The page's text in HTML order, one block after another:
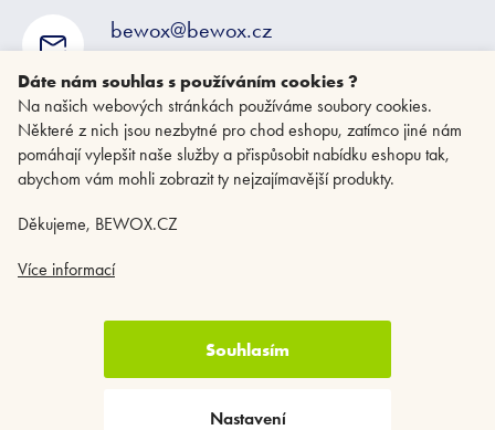
Dáte nám souhlas s používáním cookies ?
Na našich webových stránkách používáme soubory cookies.
Některé z nich jsou nezbytné pro chod eshopu, zatímco jiné nám
pomáhají vylepšit naše služby a přispůsobit nabídku eshopu tak,
abychom vám mohli zobrazit ty nejzajímavější produkty.
Děkujeme, BEWOX.CZ
Více informací
Souhlasím
Nastavení
bewox@bewox.cz